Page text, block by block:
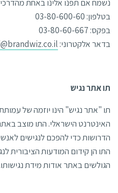
נשמח אם תפנו אלינו באחת
בטלפון: 03-80-600-60
בפקס: 03-80-60-667
בדאר אלקטרוני:
תו אתר נגיש
תו "אתר נגיש" הינו יוזמה של
האינטרנט הישראלי. התו מוצב
הדרושות כדי להפכם לנגישים
התו הן קידום המודעות הציבורית
הגולשים באתר אודות מידת נגישותו.